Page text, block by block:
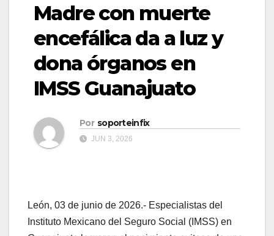
Madre con muerte
encefálica da a luz y
dona órganos en
IMSS Guanajuato
Por soporteinfix
JUN 3, 2026
León, 03 de junio de 2026.- Especialistas del
Instituto Mexicano del Seguro Social (IMSS) en